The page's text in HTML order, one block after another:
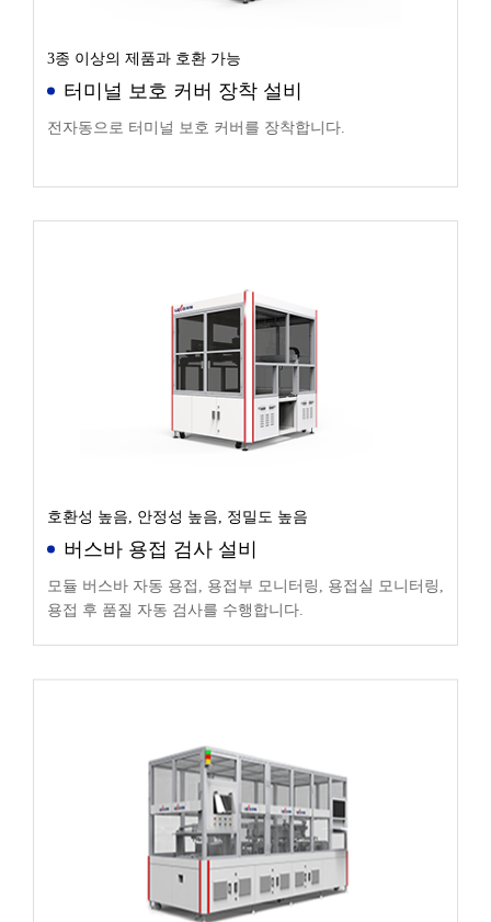
3종 이상의 제품과 호환 가능
터미널 보호 커버 장착 설비
전자동으로 터미널 보호 커버를 장착합니다.
호환성 높음, 안정성 높음, 정밀도 높음
버스바 용접 검사 설비
모듈 버스바 자동 용접, 용접부 모니터링, 용접실 모니터링,
용접 후 품질 자동 검사를 수행합니다.